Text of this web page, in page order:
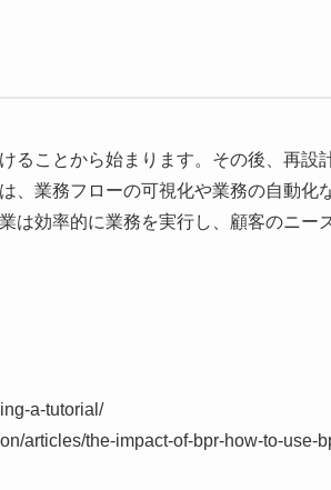
ことから始まります。その後、再設
、業務フローの可視化や業務の自動化
は効率的に業務を実行し、顧客のニー
a-tutorial/
articles/the-impact-of-bpr-how-to-use-